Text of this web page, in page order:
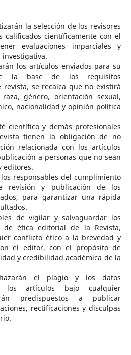
la selección de los revisores
calificados científicamente con el
evaluaciones imparciales y
investigativa.
los artículos enviados para su
la base de los requisitos
revista, se recalca que no existirá
género, orientación sexual,
nacionalidad y opinión política
científico y demás profesionales
tienen la obligación de no
relacionada con los artículos
a personas que no sean
editores.
responsables del cumplimiento
revisión y publicación de los
para garantizar una rápida
de vigilar y salvaguardar los
de ética editorial de la Revista,
conflicto ético a la brevedad y
el editor, con el propósito de
y credibilidad académica de la
el plagio y los datos
los artículos bajo cualquier
predispuestos a publicar
rectificaciones y disculpas